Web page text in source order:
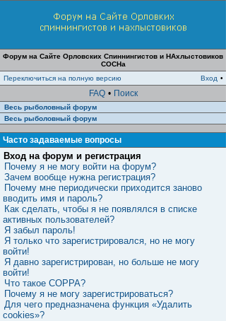
Форум на Сайте Орловских Спиннингистов и НАхлыстовиков
СОСНа
Переключиться на полную версию
Вход •
FAQ • Поиск
Весь рыболовный форум
Весь рыболовный форум
Часто задаваемые вопросы
Вход на форум и регистрация
Почему я не могу войти на форум?
Зачем вообще нужна регистрация?
Почему мне периодически приходится заново
вводить имя и пароль?
Как сделать, чтобы я не появлялся в списке
активных пользователей?
Я забыл пароль!
Я только что зарегистрировался, но не могу
войти!
Я давно зарегистрирован, но больше не могу
войти!
Что такое COPPA?
Почему я не могу зарегистрироваться?
Для чего предназначена функция «Удалить
cookies»?